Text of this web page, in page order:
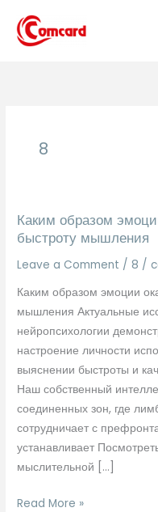
content
8
Каким образом
быстроту мышления
Leave a Comment / 8 /
Каким образом эмоции
мышления Актуальные
нейропсихологии
настроение личности
выяснении быстроты и
Наш собственный
соединенных зон, где
сотрудничает с
устанавливает
мыслительной […]
Каким
Read More »